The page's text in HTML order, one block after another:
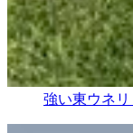
強い東ウネリ